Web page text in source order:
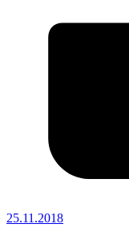
25.11.2018